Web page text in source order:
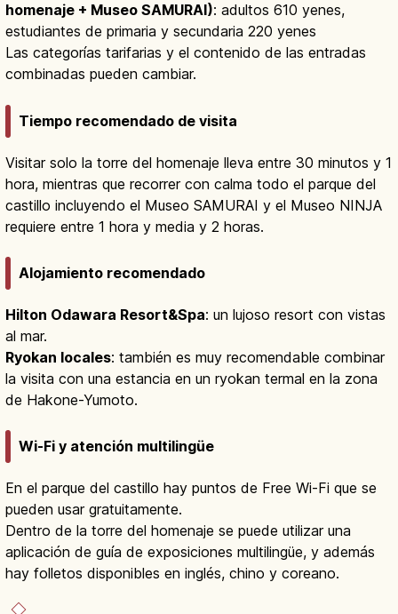
homenaje + Museo SAMURAI): adultos 610 yenes,
estudiantes de primaria y secundaria 220 yenes
Las categorías tarifarias y el contenido de las entradas
combinadas pueden cambiar.
Tiempo recomendado de visita
Visitar solo la torre del homenaje lleva entre 30 minutos y 1
hora, mientras que recorrer con calma todo el parque del
castillo incluyendo el Museo SAMURAI y el Museo NINJA
requiere entre 1 hora y media y 2 horas.
Alojamiento recomendado
Hilton Odawara Resort&Spa: un lujoso resort con vistas
al mar.
Ryokan locales: también es muy recomendable combinar
la visita con una estancia en un ryokan termal en la zona
de Hakone-Yumoto.
Wi-Fi y atención multilingüe
En el parque del castillo hay puntos de Free Wi-Fi que se
pueden usar gratuitamente.
Dentro de la torre del homenaje se puede utilizar una
aplicación de guía de exposiciones multilingüe, y además
hay folletos disponibles en inglés, chino y coreano.